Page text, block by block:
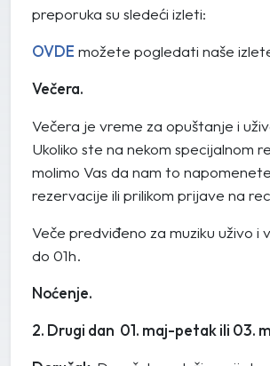
preporuka su sledeći izleti:
OVDE možete pogledati naše
Večera.
Večera je vreme za opuštanje i
Ukoliko ste na nekom specijalnom
molimo Vas da nam to
rezervacije ili prilikom prijave na
Veče predviđeno za muziku uživo i
do 01h.
Noćenje.
2. Drugi dan 01. maj-petak ili 03.